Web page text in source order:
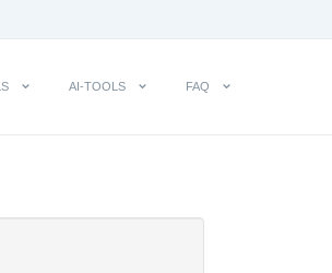
AI-TOOLS FAQ